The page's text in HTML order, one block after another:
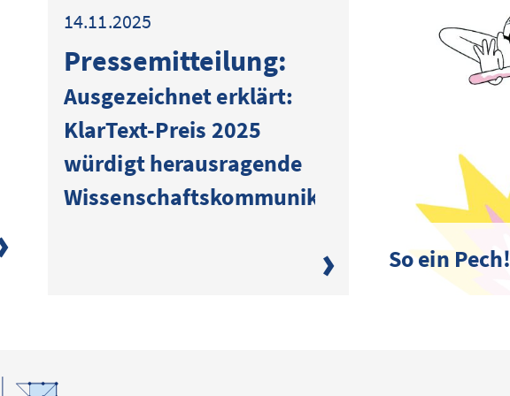
14.11.2025
Presse­mitteilung:
Ausgezeichnet erklärt:
KlarText-Preis 2025
würdigt herausragende
Wissenschaftskommunikation
So ein Pech!